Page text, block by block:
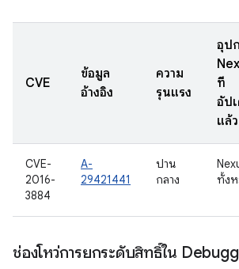
CVE
ข้อมูล
อ้างอิง
ความ
รุนแรง
อุป
ที่
อัป
แล้ว
CVE-
2016-
3884
A-
29421441
ปาน
กลาง
ทั้ง
ช่องโหว่การยกระดับสิทธิ์ใน